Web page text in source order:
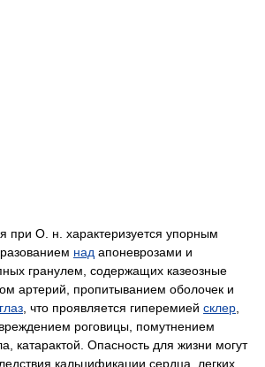
при О. н. характеризуется упорным
над апоневрозами и
гранулем, содержащих казеозные
артерий, пропитыванием оболочек и
глаз , что проявляется гиперемией склер
роговицы, помутнением
катарактой. Опасность для жизни могут
кальцификации сердца, легких,